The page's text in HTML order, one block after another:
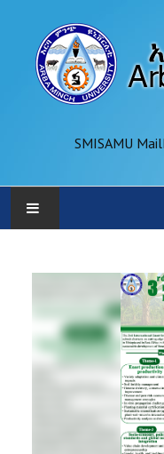
SMISAMU Mail
ADMINISTRATION
OFFICES